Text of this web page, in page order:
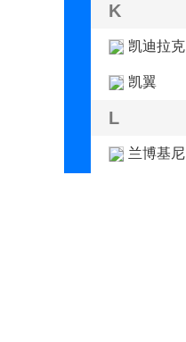
K
凯迪拉克
凯翼
L
兰博基尼